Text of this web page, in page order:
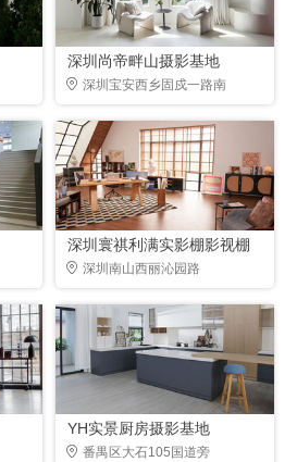
深圳尚帝畔山摄影基地
深圳宝安西乡固戍一路南
深圳寰祺利满实影棚影视棚
深圳南山西丽沁园路
YH实景厨房摄影基地
番禺区大石105国道旁